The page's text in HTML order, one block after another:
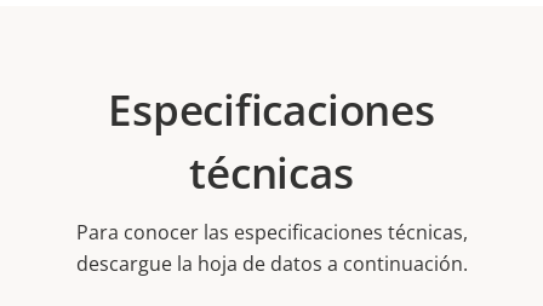
Especificaciones
técnicas
Para conocer las especificaciones técnicas,
descargue la hoja de datos a continuación.